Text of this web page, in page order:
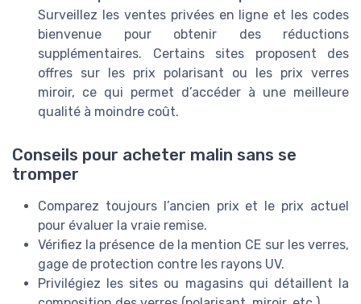
Surveillez les ventes privées en ligne et les codes
bienvenue pour obtenir des réductions
supplémentaires. Certains sites proposent des
offres sur les prix polarisant ou les prix verres
miroir, ce qui permet d’accéder à une meilleure
qualité à moindre coût.
Conseils pour acheter malin sans se
tromper
Comparez toujours l’ancien prix et le prix actuel
pour évaluer la vraie remise.
Vérifiez la présence de la mention CE sur les verres,
gage de protection contre les rayons UV.
Privilégiez les sites ou magasins qui détaillent la